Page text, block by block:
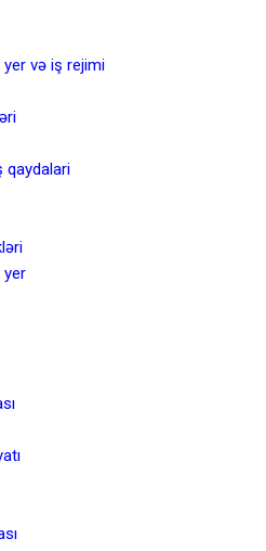
yer və iş rejimi
qaydalari
yer